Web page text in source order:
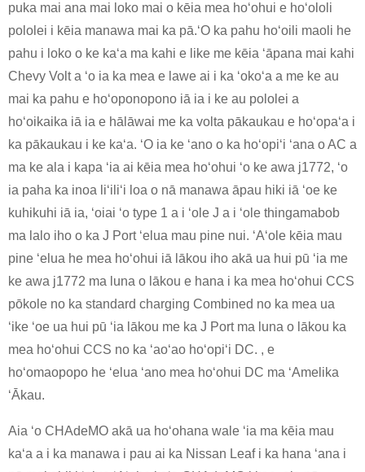
puka mai ana mai loko mai o kēia mea hoʻohui e hoʻololi
pololei i kēia manawa mai ka pā.ʻO ka pahu hoʻoili maoli he
pahu i loko o ke kaʻa ma kahi e like me kēia ʻāpana mai kahi
Chevy Volt a ʻo ia ka mea e lawe ai i ka ʻokoʻa a me ke au
mai ka pahu e hoʻoponopono iā ia i ke au pololei a
hoʻoikaika iā ia e hālāwai me ka volta pākaukau e hoʻopaʻa i
ka pākaukau i ke kaʻa. ʻO ia ke ʻano o ka hoʻopiʻi ʻana o AC a
ma ke ala i kapa ʻia ai kēia mea hoʻohui ʻo ke awa j1772, ʻo
ia paha ka inoa liʻiliʻi loa o nā manawa āpau hiki iā ʻoe ke
kuhikuhi iā ia, ʻoiai ʻo type 1 a i ʻole J a i ʻole thingamabob
ma lalo iho o ka J Port ʻelua mau pine nui. ʻAʻole kēia mau
pine ʻelua he mea hoʻohui iā lākou iho akā ua hui pū ʻia me
ke awa j1772 ma luna o lākou e hana i ka mea hoʻohui CCS
pōkole no ka standard charging Combined no ka mea ua
ʻike ʻoe ua hui pū ʻia lākou me ka J Port ma luna o lākou ka
mea hoʻohui CCS no ka ʻaoʻao hoʻopiʻi DC. , e
hoʻomaopopo he ʻelua ʻano mea hoʻohui DC ma ʻAmelika
ʻĀkau.
Aia ʻo CHAdeMO akā ua hoʻohana wale ʻia ma kēia mau
kaʻa a i ka manawa i pau ai ka Nissan Leaf i ka hana ʻana i